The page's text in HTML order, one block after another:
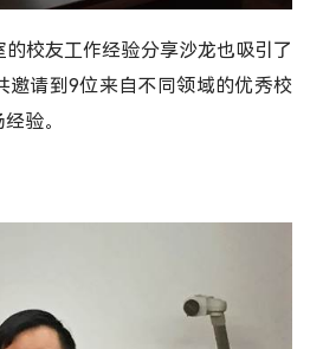
校友工作经验分享沙龙也吸引了
邀请到9位来自不同领域的优秀校
验。